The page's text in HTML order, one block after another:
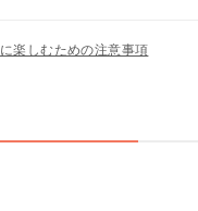
楽しむための注意事項